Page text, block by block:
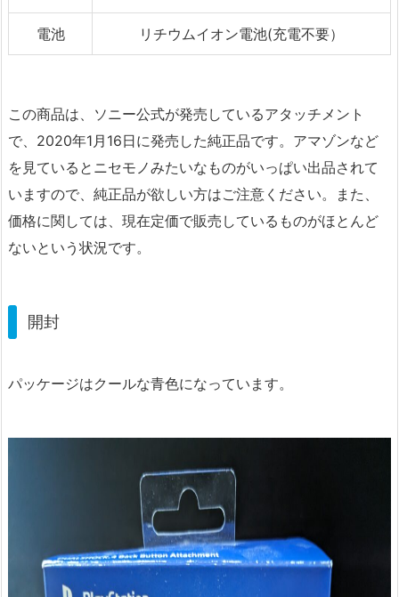
電池 リチウムイオン電池(充電不要）
この商品は、ソニー公式が発売しているアタッチメント
で、2020年1月16日に発売した純正品です。アマゾンなど
を見ているとニセモノみたいなものがいっぱい出品されて
いますので、純正品が欲しい方はご注意ください。また、
価格に関しては、現在定価で販売しているものがほとんど
ないという状況です。
開封
パッケージはクールな青色になっています。